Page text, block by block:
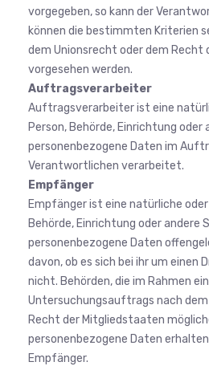
vorgegeben, so kann der
können die bestimmten Kriterien
dem Unionsrecht oder dem Recht
vorgesehen werden.
Auftragsverarbeiter
Auftragsverarbeiter ist eine
Person, Behörde, Einrichtung oder
personenbezogene Daten im
Verantwortlichen verarbeitet.
Empfänger
Empfänger ist eine natürliche
Behörde, Einrichtung oder andere
personenbezogene Daten
davon, ob es sich bei ihr um einen
nicht. Behörden, die im Rahmen
Untersuchungsauftrags nach
Recht der Mitgliedstaaten
personenbezogene Daten
Empfänger.